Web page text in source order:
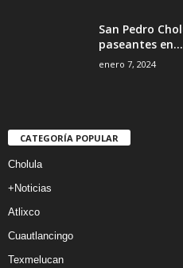
San Pedro
paseantes en...
enero 7, 2024
CATEGORÍA POPULAR
Cholula
+Noticias
Atlixco
Cuautlancingo
Texmelucan